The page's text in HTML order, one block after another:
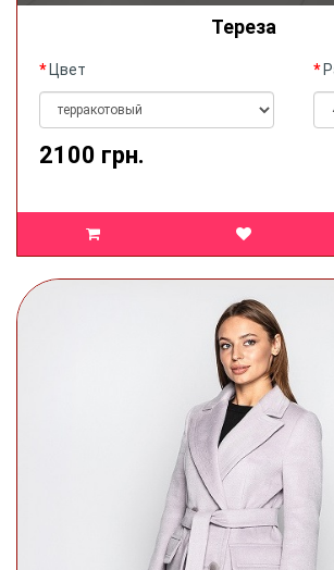
Тереза
Цвет
2100 грн.